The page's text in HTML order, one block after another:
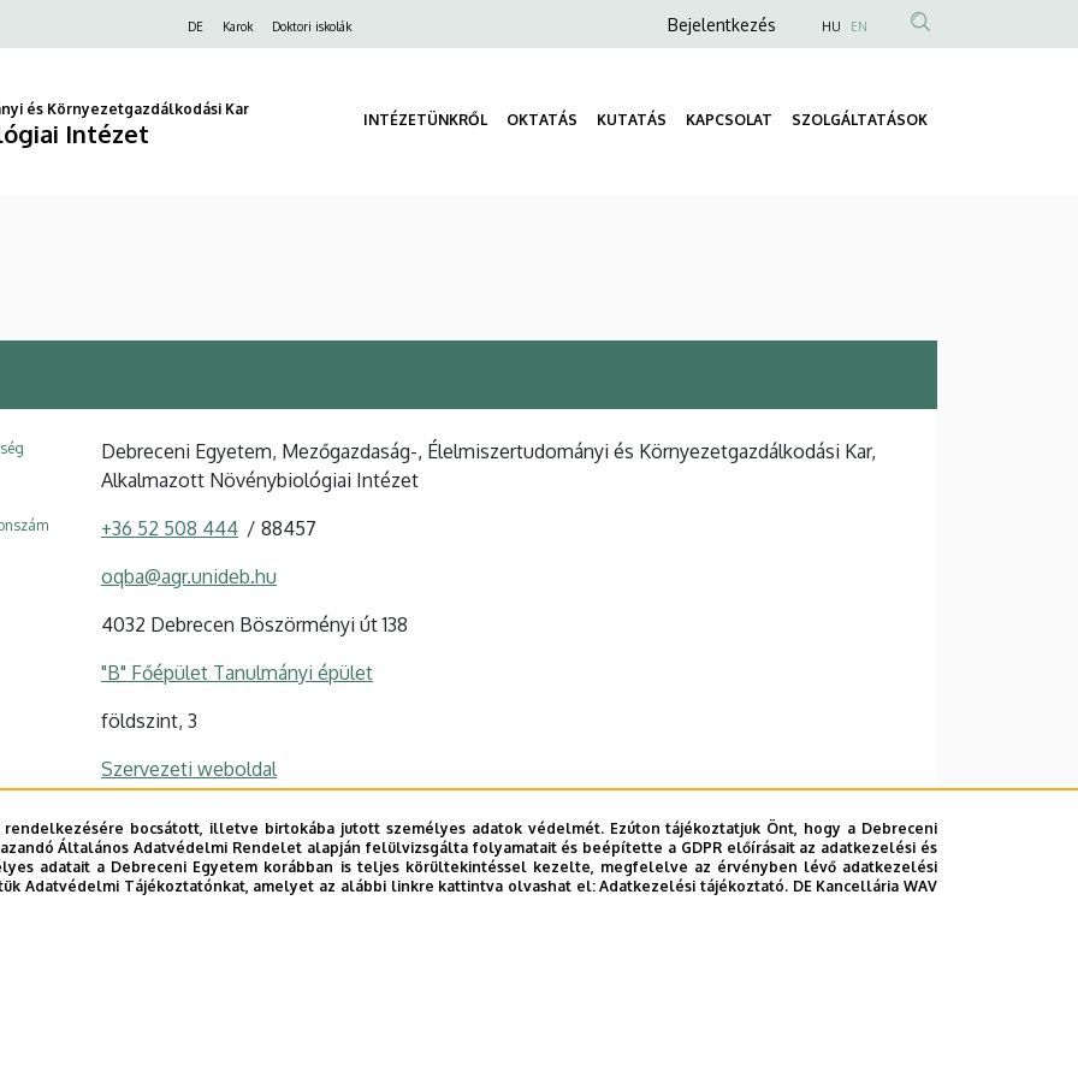
DE Karok Doktori iskolák
Anonim
menüje
Bejelentkezés HU EN
és Környezetgazdálkodási Kar
Intézet INTÉZETÜNKRŐL OKTATÁS KUTATÁS KAPCSOLAT SZOLGÁLTATÁSOK
Debreceni Egyetem, Mezőgazdaság-, Élelmiszertudományi és Környezetgazdálkodási Kar,
Alkalmazott Növénybiológiai Intézet
+36 52 508 444 88457
oqba@agr.unideb.hu
4032 Debrecen Böszörményi út 138
"B" Főépület Tanulmányi épület
földszint, 3
Szervezeti weboldal
bocsátott, illetve birtokába jutott személyes adatok védelmét. Ezúton tájékoztatjuk Önt, hogy a Debreceni
Általános Adatvédelmi Rendelet alapján felülvizsgálta folyamatait és beépítette a GDPR előírásait az adatkezelési és
adatait a Debreceni Egyetem korábban is teljes körültekintéssel kezelte, megfelelve az érvényben lévő adatkezelési
Adatvédelmi Tájékoztatónkat, amelyet az alábbi linkre kattintva olvashat el:Adatkezelési tájékoztató. DE Kancellária WAV